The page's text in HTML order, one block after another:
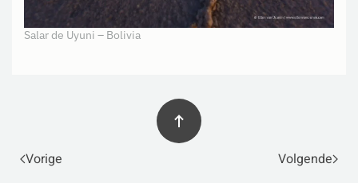
Salar de Uyuni – Bolivia
Vorige Volgende